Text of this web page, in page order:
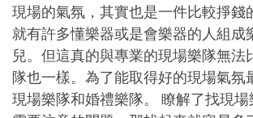
現場的氣氛，其實也是一件比較掙錢
就有許多懂樂器或是會樂器的人組成
兒。但這真的與專業的現場樂隊無法
隊也一樣。為了能取得好的現場氣氛
現場樂隊和婚禮樂隊。 瞭解了找現